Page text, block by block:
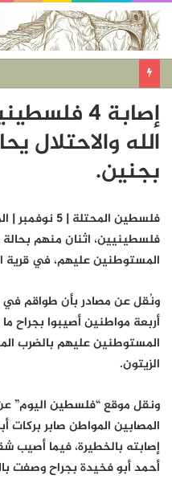
إصابة 4
الله والاحتلال
بجنين.
فلسطين
فلسطينيين، اثنان منهم بحالة
المستوطنين عليهم، في قرية
ونُقل عن مصادر بأن طواقم في
أربعة مواطنين أصيبوا بجراح
المستوطنين عليهم بالضرب
الزيتون.
ونقل موقع “فلسطين اليوم”
المصابين المواطن صابر
إصابته بالخطيرة، فيما
أحمد أبو فخيدة بجراح وصفت